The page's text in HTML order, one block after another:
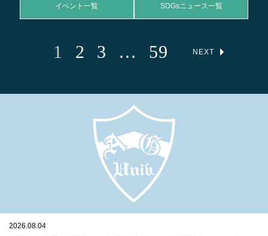
イベント一覧 SDGsニュース一覧
1 2 3 … 59 NEXT
2026.08.04